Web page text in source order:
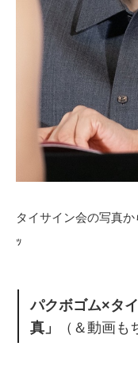
タイサイン会の写真
ｯ
パクボゴム×タ
真」
（＆動画も